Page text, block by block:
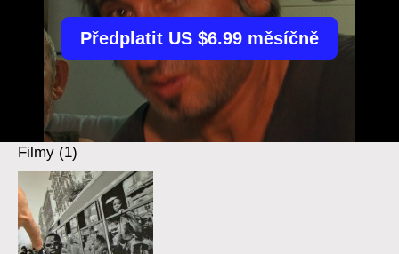
Předplatit US $6.99 měsíčně
Filmy (1)